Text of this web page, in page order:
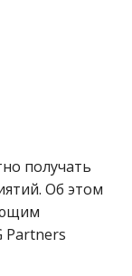
получать
Об этом
Partners